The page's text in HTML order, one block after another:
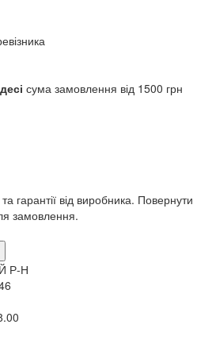
сума замовлення від 1500 грн
гарантії від виробника. Повернути
замовлення.
Р-Н